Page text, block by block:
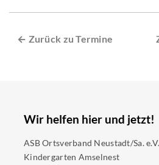
← Zurück zu Termine
Wir helfen hier und jetzt!
ASB Ortsverband Neustadt/Sa. e.V.
Kindergarten Amselnest